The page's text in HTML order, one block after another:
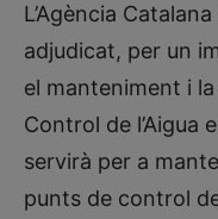
L’Agència
adjudicat, per un
el manteniment i
Control de l’Aigua
servirà per a
punts de control